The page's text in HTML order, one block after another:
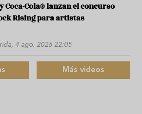
Coca-Cola® lanzan el concurso
Rising para artistas
4 ago. 2026 22:05
Más videos